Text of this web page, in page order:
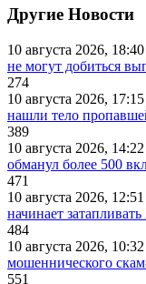
Другие Новости
10 августа 2026, 18:40
не могут добиться
274
10 августа 2026, 17:15
нашли тело
389
10 августа 2026, 14:22
обманул более 500
471
10 августа 2026, 12:51
начинает
484
10 августа 2026, 10:32
мошеннического
551